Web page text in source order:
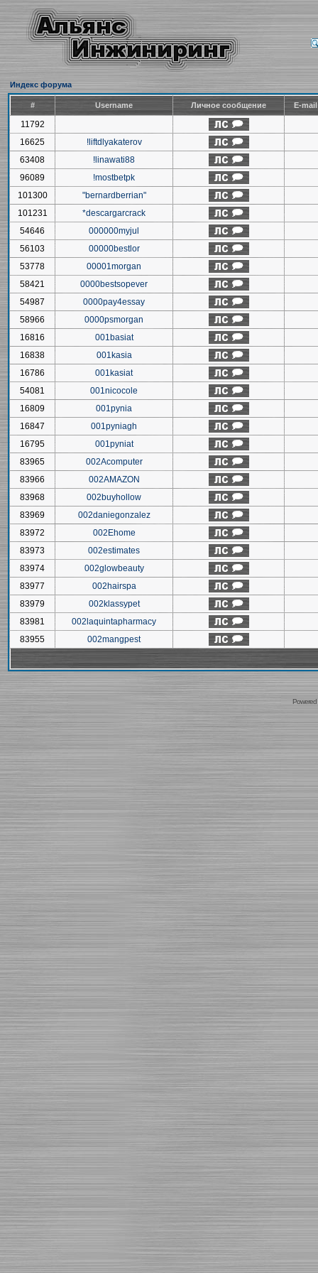
Индекс форума
# Username Личное сообщение E-
11792
16625
!liftdlyakaterov
63408
!linawati88
96089
!mostbetpk
101300
"bernardberrian"
101231
*descargarcrack
54646
000000myjul
56103
00000bestlor
53778
00001morgan
58421
0000bestsopever
54987
0000pay4essay
58966
0000psmorgan
16816
001basiat
16838
001kasia
16786
001kasiat
54081
001nicocole
16809
001pynia
16847
001pyniagh
16795
001pyniat
83965
002Acomputer
83966
002AMAZON
83968
002buyhollow
83969
002daniegonzalez
83972
002Ehome
83973
002estimates
83974
002glowbeauty
83977
002hairspa
83979
002klassypet
83981
002laquintapharmacy
83955
002mangpest